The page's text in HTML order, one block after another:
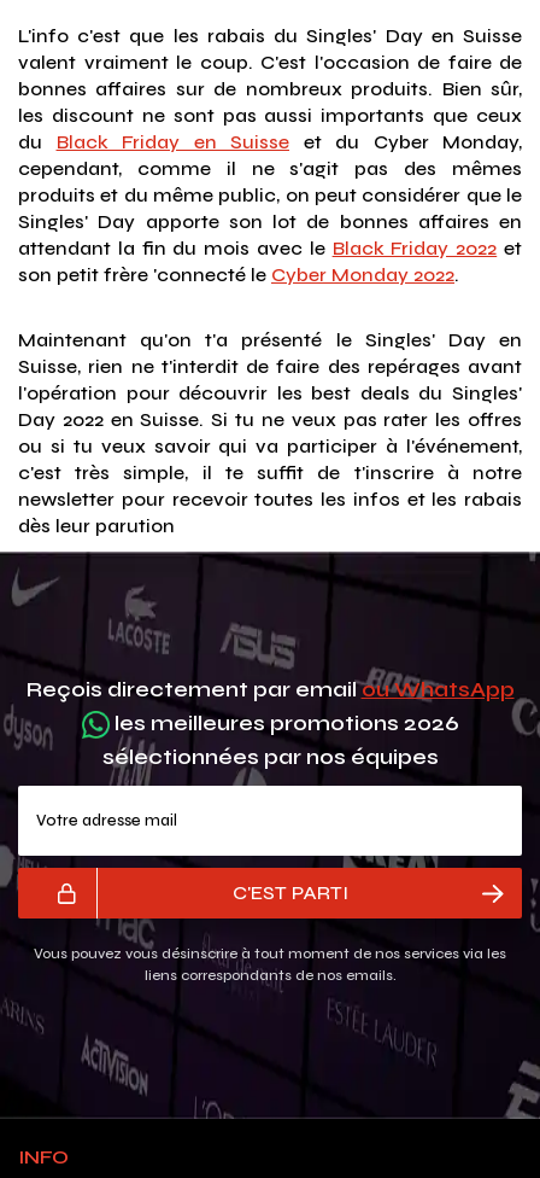
L'info c'est que les rabais du Singles' Day en Suisse
valent vraiment le coup. C'est l'occasion de faire de
bonnes affaires sur de nombreux produits. Bien sûr,
les discount ne sont pas aussi importants que ceux
du Black Friday en Suisse et du Cyber Monday,
cependant, comme il ne s'agit pas des mêmes
produits et du même public, on peut considérer que le
Singles' Day apporte son lot de bonnes affaires en
attendant la fin du mois avec le Black Friday 2022 et
son petit frère 'connecté le Cyber Monday 2022.
Maintenant qu'on t'a présenté le Singles' Day en
Suisse, rien ne t'interdit de faire des repérages avant
l'opération pour découvrir les best deals du Singles'
Day 2022 en Suisse. Si tu ne veux pas rater les offres
ou si tu veux savoir qui va participer à l'événement,
c'est très simple, il te suffit de t'inscrire à notre
newsletter pour recevoir toutes les infos et les rabais
dès leur parution
Reçois directement par emailou WhatsApp
les meilleures promotions 2026
sélectionnées par nos équipes
C'EST PARTI
Vous pouvez vous désinscrire à tout moment de nos services via les
liens correspondants de nos emails.
INFO